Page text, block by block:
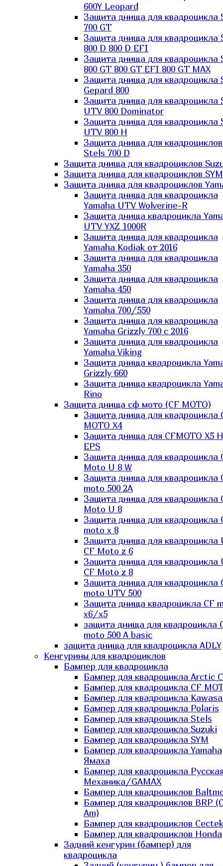
600Y Leopard
Защита днища для квадроцикла
700 GT
Защита днища для квадроцикла
800 D 800 D EFI
Защита днища для квадроцикла
800 GT 800 GT EFI 800 GT MAX
Защита днища для квадроцикла
Gepard 800
Защита днища для квадроцикла
UTV 800 Dominator
Защита днища для квадроцикла
UTV 800 H
Защита днища для квадроциклов
Stels 700 D
Защита днища для квадроциклов
Защита днища для квадроциклов SYM
Защита днища для квадроциклов
Защита днища для квадроцикла
Yamaha UTV Wolverine-R
Защита днища квадроцикла
UTV YXZ 1000R
Зашита днища для квадроцикла
Yamaha Kodiak от 2016
Защита днища для квадроцикла
Yamaha 350
Защита днища для квадроцикла
Yamaha 450
Защита днища для квадроцикла
Yamaha 700/550
Защита днища для квадроцикла
Yamaha Grizzly 700 с 2016
Защита днища для квадроцикла
Yamaha Viking
Защита днища квадроцикла
Grizzly 660
Защита днища квадроцикла
Rino
Защита днища сф мото (CF MOTO)
Защита днища для квадроцикла
MOTO X4
Защита днища для CFMOTO X5
EPS
Защита днища для квадроцикла
Moto U 8 W
Защита днища для квадроцикла
moto 500 2A
Защита днища для квадроцикла
Moto U 8
Защита днища для квадроцикла
moto x 8
Защита днища для квадроцикла
CF Moto z 6
Защита днища для квадроцикла
CF Moto z 8
Защита днища для квадроцикла
moto UTV 500
Защита днища квадроцикла СF
x6/x5
защита днища для квадроцикла
moto 500 A basic
защита днища для квадроцикла ADLY
Кенгурины для квадроциклов
Бампер для квадроцикла
Бампер для квадроцикла Arctic
Бампер для квадроцикла CF
Бампер для квадроцикла
Бампер для квадроцикла Polaris
Бампер для квадроцикла Stels
Бампер для квадроцикла Suzuki
Бампер для квадроцикла SYM
Бампер для квадроцикла Yamaha
Ямаха
Бампер для квадроцикла
Механика/GAMAX
Бампер для квадроциклов
Бампер для квадроциклов BRP
Am)
Бампер для квадроциклов Cectek
Бампер для квадроциклов Honda
Задний кенгурин (бампер) для
квадроцикла